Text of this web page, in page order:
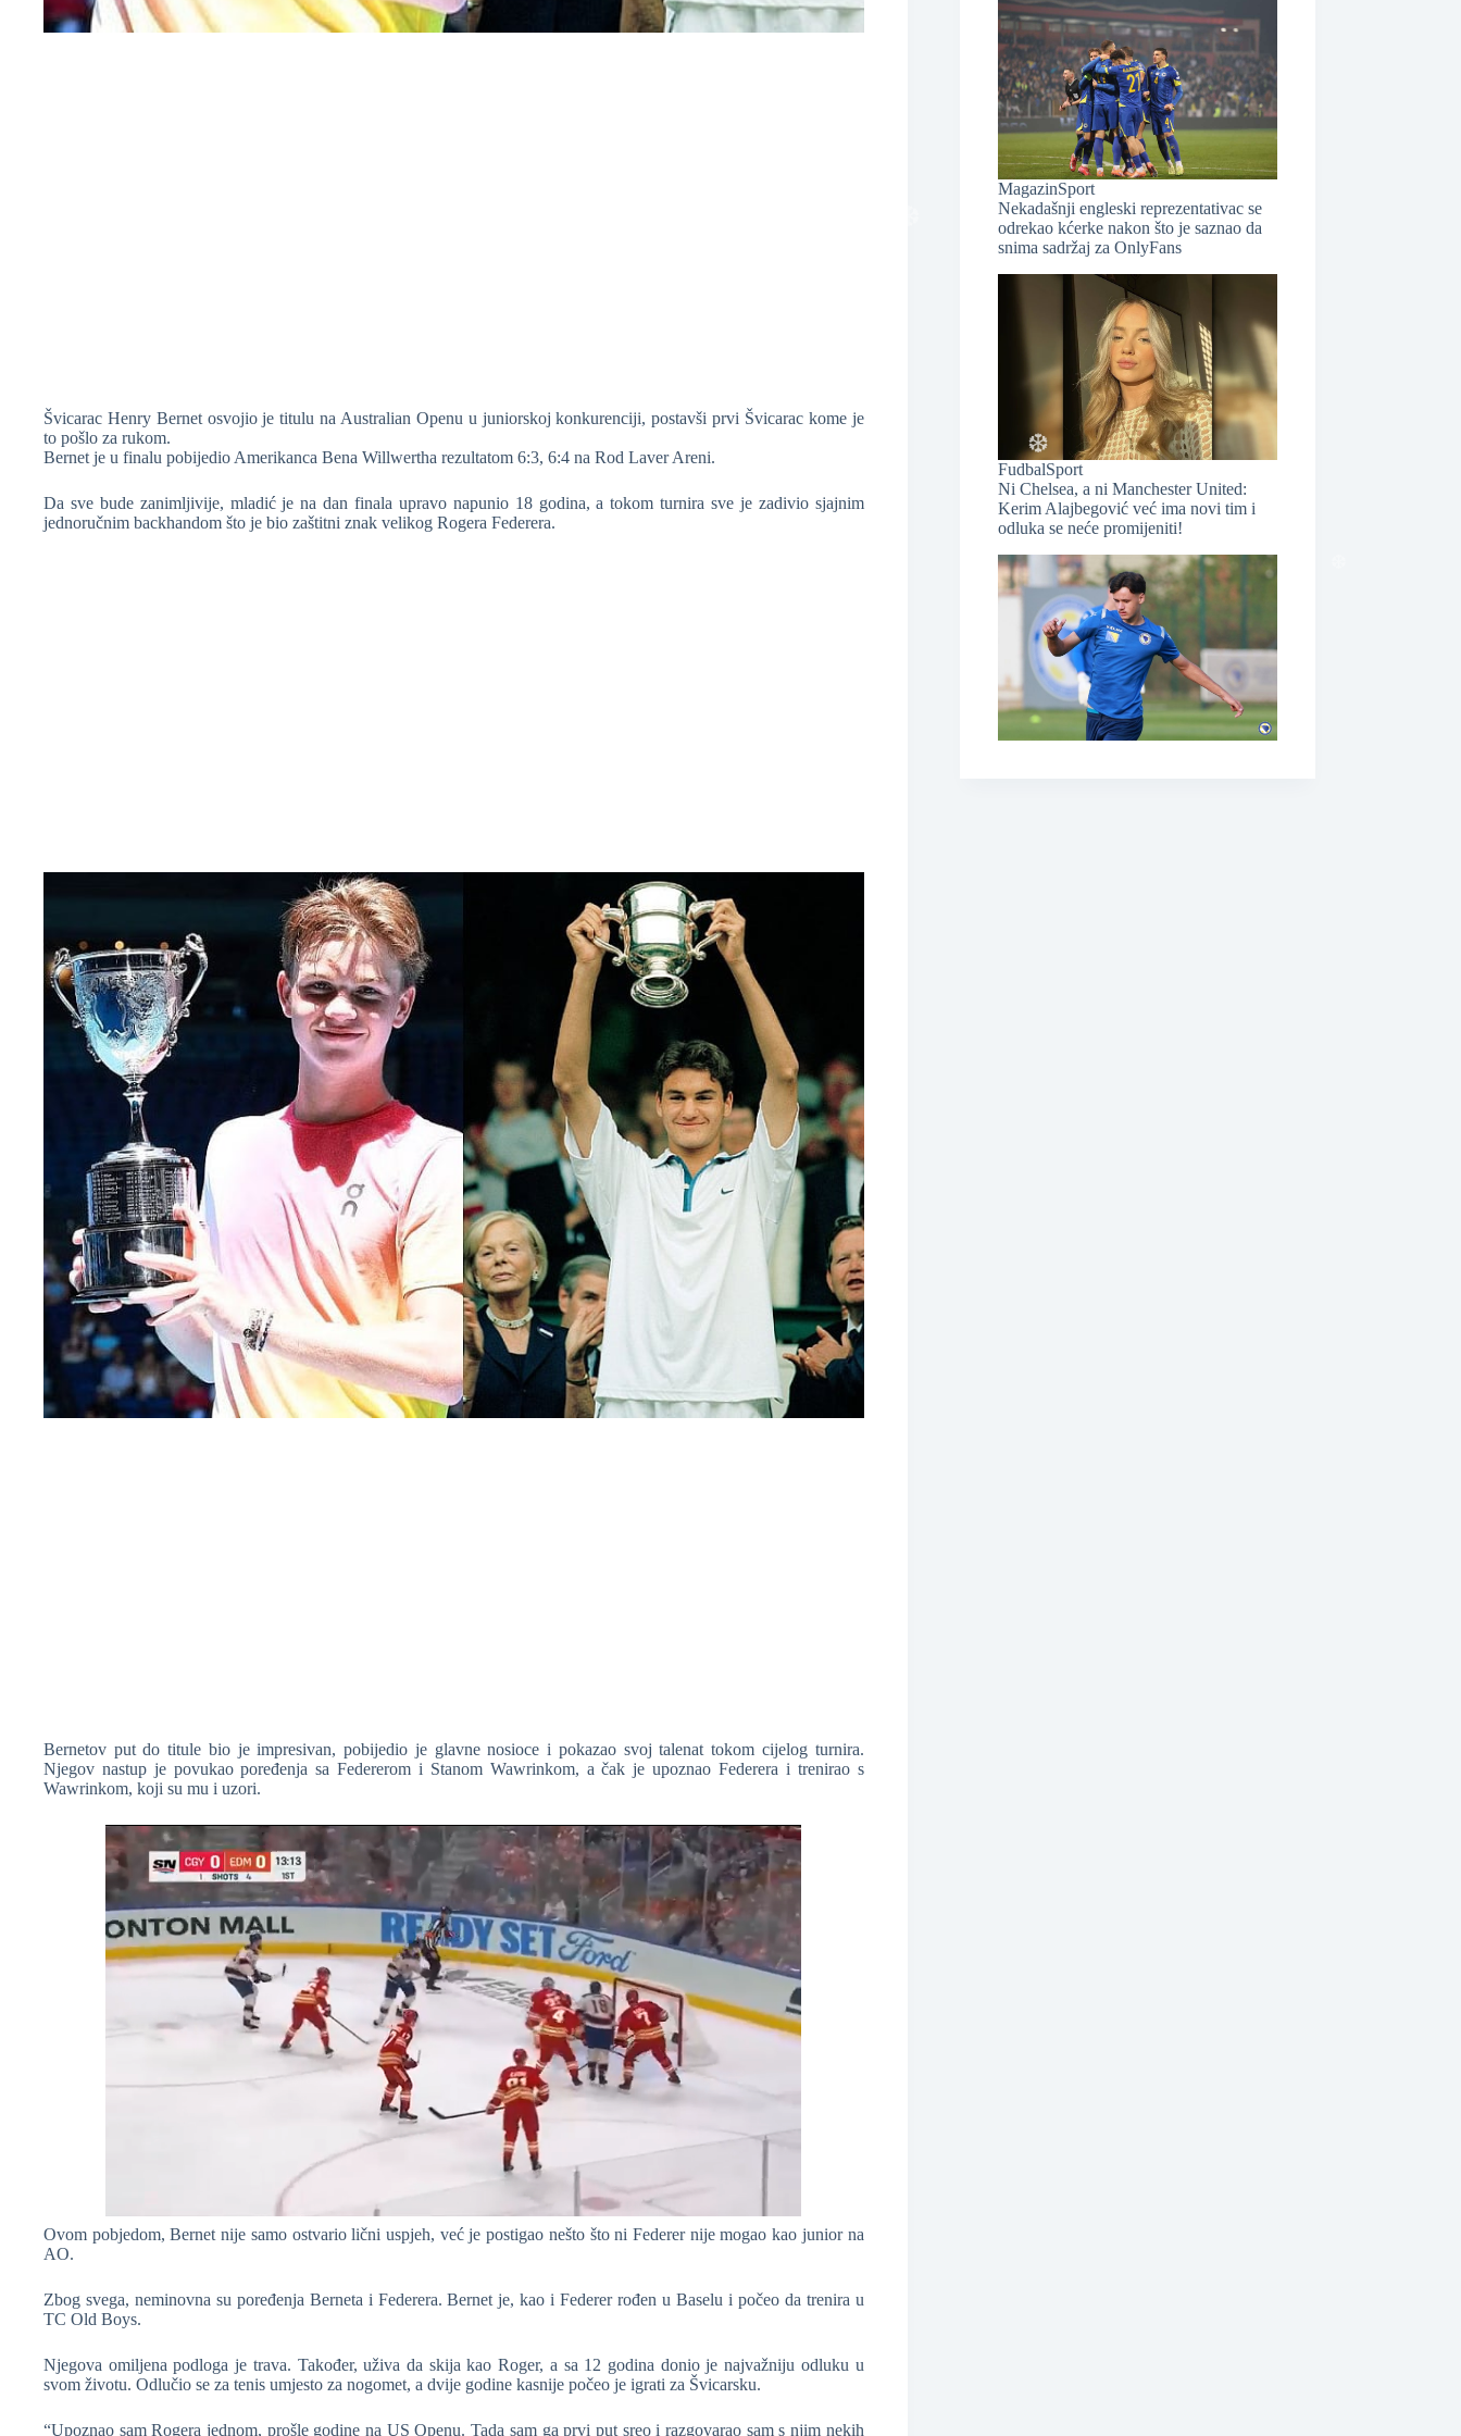
Švicarac Henry Bernet osvojio je titulu na Australian Openu u juniorskoj konkurenciji, postavši prvi Švicarac kome je
to pošlo za rukom.
Bernet je u finalu pobijedio Amerikanca Bena Willwertha rezultatom 6:3, 6:4 na Rod Laver Areni.
Da sve bude zanimljivije, mladić je na dan finala upravo napunio 18 godina, a tokom turnira sve je zadivio sjajnim
jednoručnim backhandom što je bio zaštitni znak velikog Rogera Federera.
Bernetov put do titule bio je impresivan, pobijedio je glavne nosioce i pokazao svoj talenat tokom cijelog turnira.
Njegov nastup je povukao poređenja sa Federerom i Stanom Wawrinkom, a čak je upoznao Federera i trenirao s
Wawrinkom, koji su mu i uzori.
Ovom pobjedom, Bernet nije samo ostvario lični uspjeh, ​​već je postigao nešto što ni Federer nije mogao kao junior na
AO.
Zbog svega, neminovna su poređenja Berneta i Federera. Bernet je, kao i Federer rođen u Baselu i počeo da trenira u
TC Old Boys.
Njegova omiljena podloga je trava. Također, uživa da skija kao Roger, a sa 12 godina donio je najvažniju odluku u
svom životu. Odlučio se za tenis umjesto za nogomet, a dvije godine kasnije počeo je igrati za Švicarsku.
“Upoznao sam Rogera jednom, prošle godine na US Openu. Tada sam ga prvi put sreo i razgovarao sam s njim nekih
MagazinSport
Nekadašnji engleski reprezentativac se
odrekao kćerke nakon što je saznao da
snima sadržaj za OnlyFans
FudbalSport
Ni Chelsea, a ni Manchester United:
Kerim Alajbegović već ima novi tim i
odluka se neće promijeniti!
❆